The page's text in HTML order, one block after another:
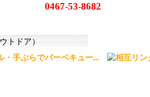
0467-53-8682
トドア）
・手ぶらでバーベキュー...